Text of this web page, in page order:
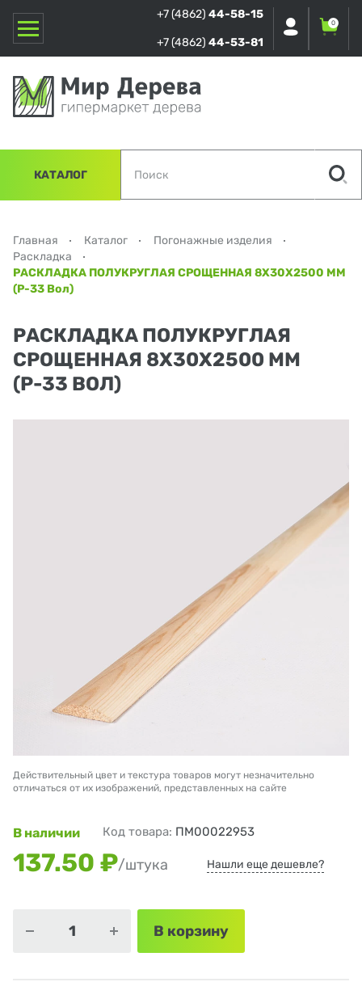
+7 (4862) 44-58-15
+7 (4862) 44-53-81
0
КАТАЛОГ
Главная Каталог
Погонажные изделия
Раскладка
РАСКЛАДКА ПОЛУКРУГЛАЯ СРОЩЕННАЯ 8Х30Х2500 ММ
(Р-33 Вол)
РАСКЛАДКА ПОЛУКРУГЛАЯ
СРОЩЕННАЯ 8Х30Х2500 ММ
(Р-33 ВОЛ)
Действительный цвет и текстура товаров могут незначительно
отличаться от их изображений, представленных на сайте
В наличии Код товара: ПМ00022953
137.50 ₽/штука Нашли еще дешевле?
В корзину